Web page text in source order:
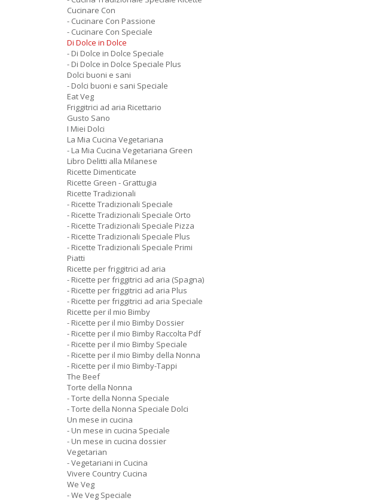
Cucinare Con
- Cucinare Con Passione
- Cucinare Con Speciale
Di Dolce in Dolce
- Di Dolce in Dolce Speciale
- Di Dolce in Dolce Speciale Plus
Dolci buoni e sani
- Dolci buoni e sani Speciale
Eat Veg
Friggitrici ad aria Ricettario
Gusto Sano
I Miei Dolci
La Mia Cucina Vegetariana
- La Mia Cucina Vegetariana Green
Libro Delitti alla Milanese
Ricette Dimenticate
Ricette Green - Grattugia
Ricette Tradizionali
- Ricette Tradizionali Speciale
- Ricette Tradizionali Speciale Orto
- Ricette Tradizionali Speciale Pizza
- Ricette Tradizionali Speciale Plus
- Ricette Tradizionali Speciale Primi
Piatti
Ricette per friggitrici ad aria
- Ricette per friggitrici ad aria (Spagna)
- Ricette per friggitrici ad aria Plus
- Ricette per friggitrici ad aria Speciale
Ricette per il mio Bimby
- Ricette per il mio Bimby Dossier
- Ricette per il mio Bimby Raccolta Pdf
- Ricette per il mio Bimby Speciale
- Ricette per il mio Bimby della Nonna
- Ricette per il mio Bimby-Tappi
The Beef
Torte della Nonna
- Torte della Nonna Speciale
- Torte della Nonna Speciale Dolci
Un mese in cucina
- Un mese in cucina Speciale
- Un mese in cucina dossier
Vegetarian
- Vegetariani in Cucina
Vivere Country Cucina
We Veg
- We Veg Speciale